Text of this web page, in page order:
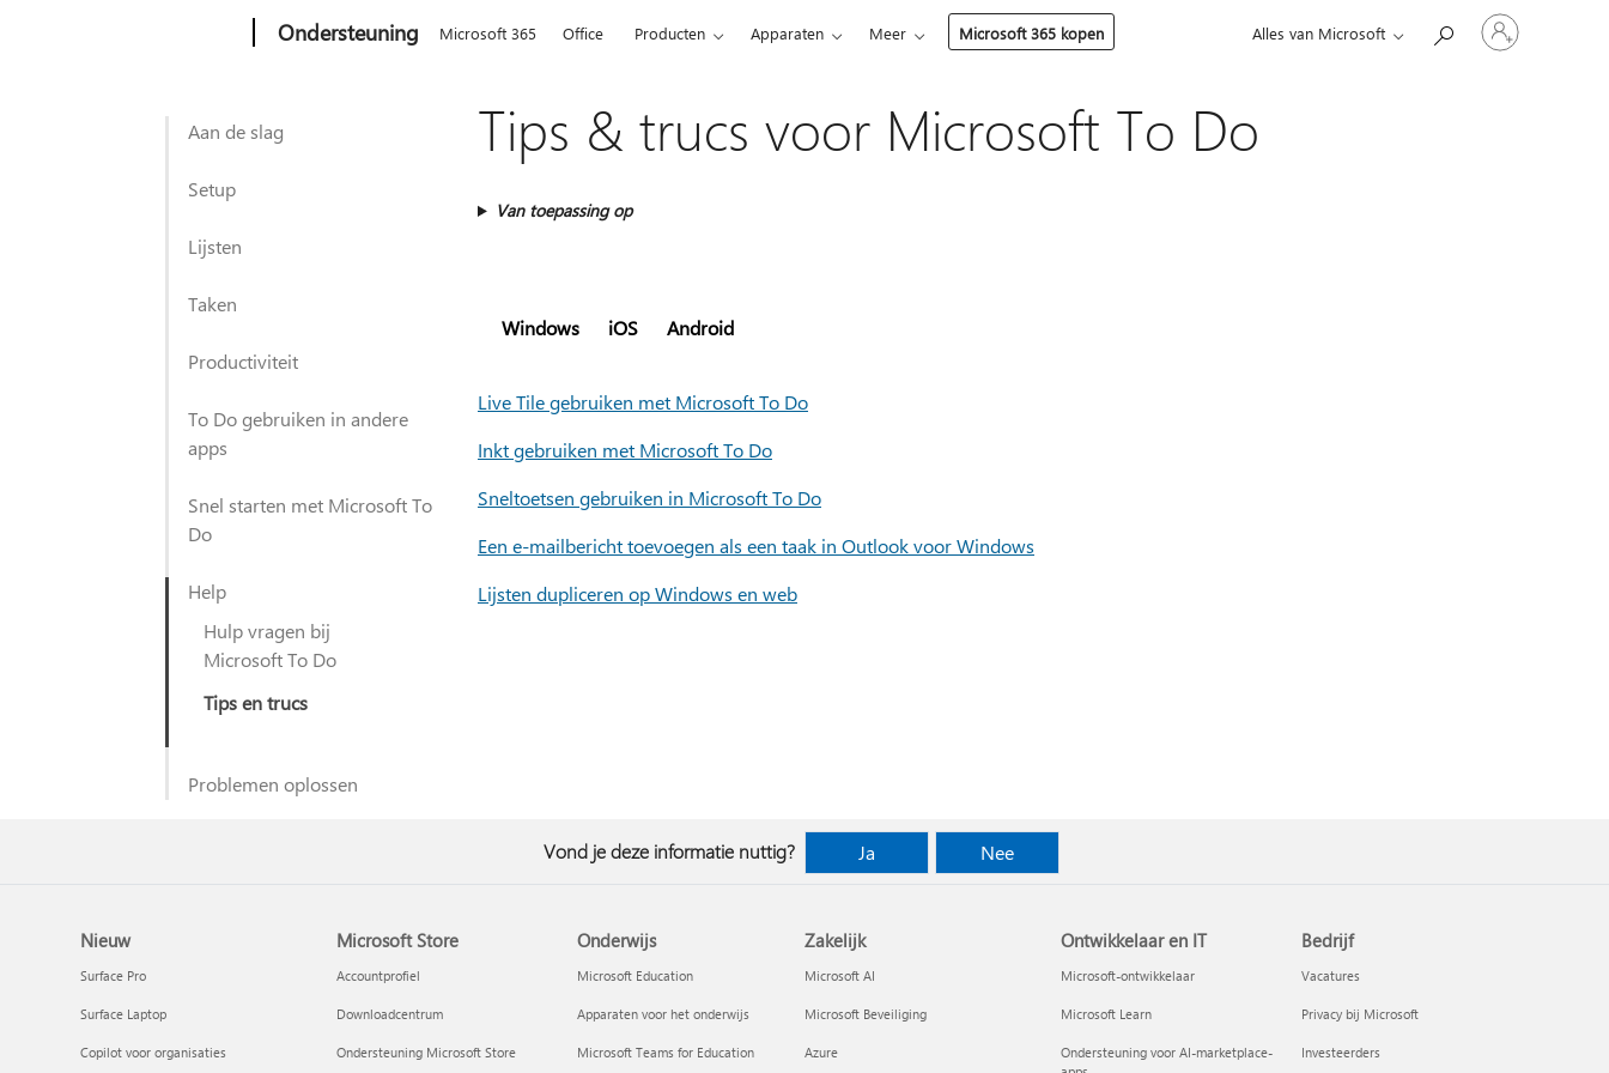
Ondersteuning Microsoft 365 Office Producten Apparaten Meer Microsoft 365 kopen Alles van Microsoft
Meld
je
aan
Aan de slag
Setup
Lijsten
Taken
Productiviteit
To Do gebruiken in andere
apps
Snel starten met Microsoft To
Do
Help
Hulp vragen bij
Microsoft To Do
Tips en trucs
Problemen oplossen
Tips & trucs voor Microsoft To Do
Van toepassing op
Windows iOS Android
Live Tile gebruiken met Microsoft To Do
Inkt gebruiken met Microsoft To Do
Sneltoetsen gebruiken in Microsoft To Do
Een e-mailbericht toevoegen als een taak in Outlook voor Windows
Lijsten dupliceren op Windows en web
Vond je deze informatie nuttig? Ja Nee
Nieuw
Surface Pro
Surface Laptop
Copilot voor organisaties
Microsoft Store
Accountprofiel
Downloadcentrum
Ondersteuning Microsoft Store
Onderwijs
Microsoft Education
Apparaten voor het onderwijs
Microsoft Teams for Education
Zakelijk
Microsoft AI
Microsoft Beveiliging
Azure
Ontwikkelaar en IT
Microsoft-ontwikkelaar
Microsoft Learn
Ondersteuning voor AI-marketplace-
Bedrijf
Vacatures
Privacy bij Microsoft
Investeerders